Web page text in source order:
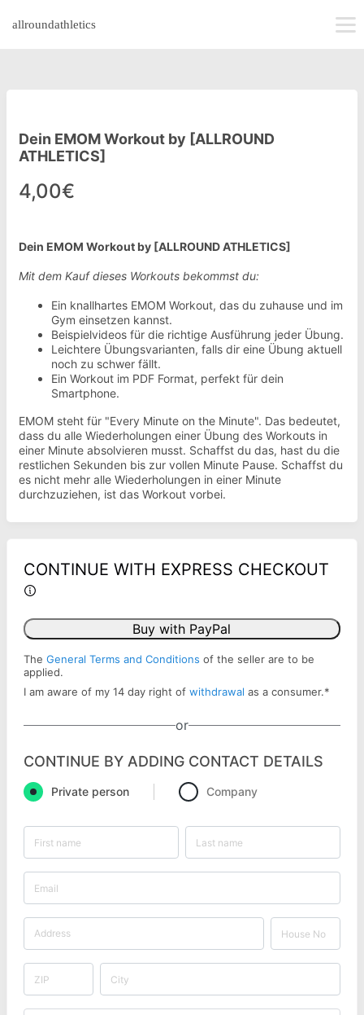
allroundathletics
Dein EMOM Workout by [ALLROUND
ATHLETICS]
4,00€
Dein EMOM Workout by [ALLROUND ATHLETICS]
Mit dem Kauf dieses Workouts bekommst du:
Ein knallhartes EMOM Workout, das du zuhause und im
Gym einsetzen kannst.
Beispielvideos für die richtige Ausführung jeder Übung.
Leichtere Übungsvarianten, falls dir eine Übung aktuell
noch zu schwer fällt.
Ein Workout im PDF Format, perfekt für dein
Smartphone.
EMOM steht für "Every Minute on the Minute". Das bedeutet,
dass du alle Wiederholungen einer Übung des Workouts in
einer Minute absolvieren musst. Schaffst du das, hast du die
restlichen Sekunden bis zur vollen Minute Pause. Schaffst du
es nicht mehr alle Wiederholungen in einer Minute
durchzuziehen, ist das Workout vorbei.
CONTINUE WITH EXPRESS CHECKOUT
Buy with PayPal
The General Terms and Conditions of the seller are to be
applied.
I am aware of my 14 day right of withdrawal as a consumer.*
or
CONTINUE BY ADDING CONTACT DETAILS
Private person Company